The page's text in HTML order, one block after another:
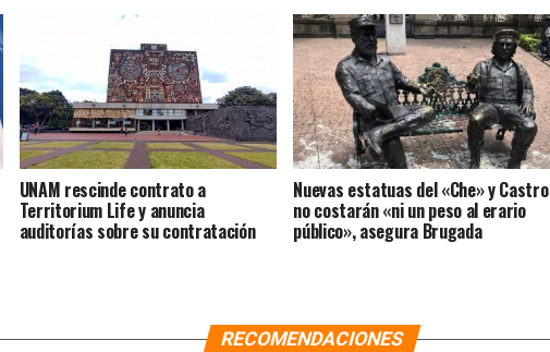
UNAM rescinde contrato a
Territorium Life y anuncia
auditorías sobre su contratación
Nuevas estatuas del «Che» y Castro
no costarán «ni un peso al erario
público», asegura Brugada
RECOMENDACIONES